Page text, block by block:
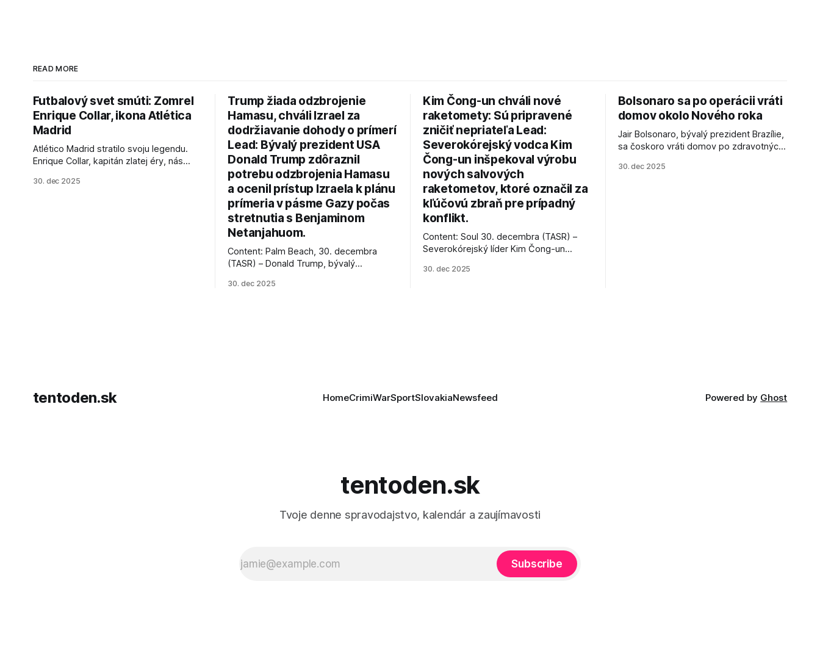
READ MORE
Futbalový svet smúti: Zomrel
Enrique Collar, ikona Atlética
Madrid
Atlético Madrid stratilo svoju legendu.
Enrique Collar, kapitán zlatej éry, nás
jeho úspechy a odkaz.
30. dec 2025
Trump žiada odzbrojenie
Hamasu, chváli Izrael za
dodržiavanie dohody o prímerí
Lead: Bývalý prezident USA
Donald Trump zdôraznil
potrebu odzbrojenia Hamasu
a ocenil prístup Izraela k plánu
prímeria v pásme Gazy počas
stretnutia s Benjaminom
Netanjahuom.
Content: Palm Beach, 30. decembra
(TASR) – Donald Trump, bývalý
vyhlásil, že odzbrojenie palestínskeho
30. dec 2025
Kim Čong-un chváli nové
raketomety: Sú pripravené
zničiť nepriateľa Lead:
Severokórejský vodca Kim
Čong-un inšpekoval výrobu
nových salvových
raketometov, ktoré označil za
kľúčovú zbraň pre prípadný
konflikt.
Content: Soul 30. decembra (TASR) –
Severokórejský líder Kim Čong-un
najnovšie salvové raketomety a nešetril
30. dec 2025
Bolsonaro sa po operácii vráti
domov okolo Nového roka
Jair Bolsonaro, bývalý prezident Brazílie,
sa čoskoro vráti domov po zdravotných
30. dec 2025
tentoden.sk HomeCrimiWarSportSlovakiaNewsfeed Powered by Ghost
tentoden.sk
Tvoje denne spravodajstvo, kalendár a zaujímavosti
Subscribe